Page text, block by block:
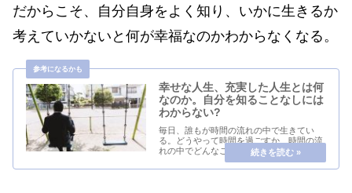
だからこそ、自分自身をよく知り、いかに生きるか
考えていかないと何が幸福なのかわからなくなる。
幸せな人生、充実した人生とは何
なのか。自分を知ることなしには
わからない?
毎日、誰もが時間の流れの中で生きてい
る。どうやって時間を過ごすか、時間の流
れの中でどんなことを感じているか。充実
した時間なのか、それとも嫌な時間なの
か。最近思うのは、今この瞬間、どういう